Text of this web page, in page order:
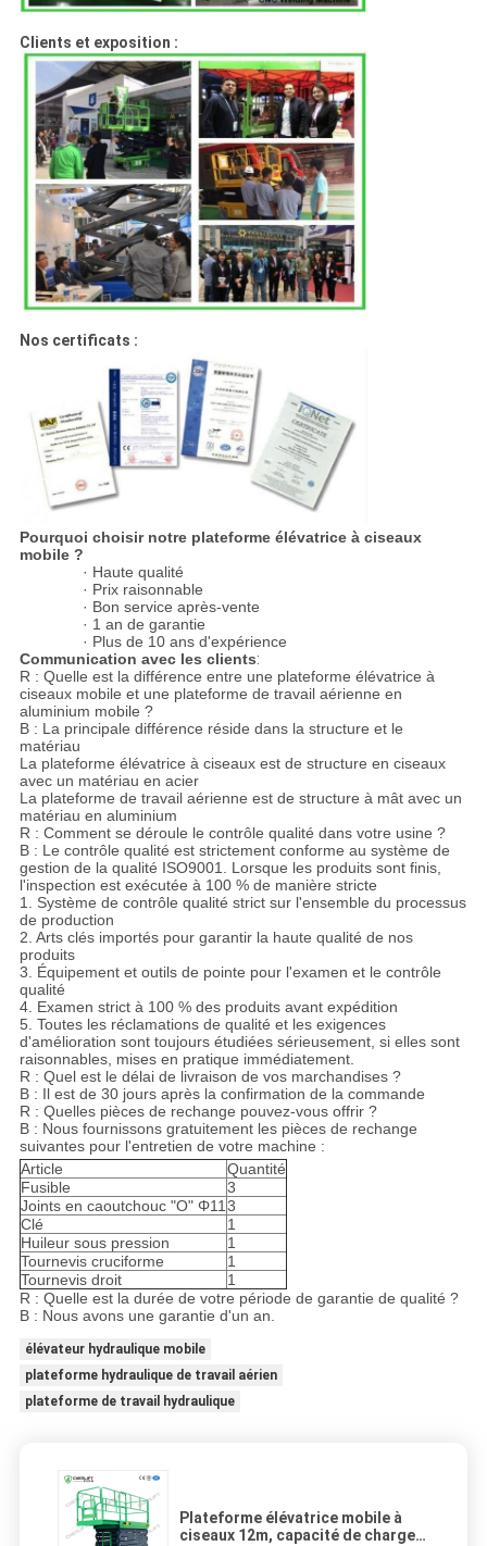
Clients et exposition :
Nos certificats :
Pourquoi choisir notre plateforme élévatrice à ciseaux
mobile ?
· Haute qualité
· Prix raisonnable
· Bon service après-vente
· 1 an de garantie
· Plus de 10 ans d'expérience
Communication avec les clients:
R : Quelle est la différence entre une plateforme élévatrice à
ciseaux mobile et une plateforme de travail aérienne en
aluminium mobile ?
B : La principale différence réside dans la structure et le
matériau
La plateforme élévatrice à ciseaux est de structure en ciseaux
avec un matériau en acier
La plateforme de travail aérienne est de structure à mât avec un
matériau en aluminium
R : Comment se déroule le contrôle qualité dans votre usine ?
B : Le contrôle qualité est strictement conforme au système de
gestion de la qualité ISO9001. Lorsque les produits sont finis,
l'inspection est exécutée à 100 % de manière stricte
1. Système de contrôle qualité strict sur l'ensemble du processus
de production
2. Arts clés importés pour garantir la haute qualité de nos
produits
3. Équipement et outils de pointe pour l'examen et le contrôle
qualité
4. Examen strict à 100 % des produits avant expédition
5. Toutes les réclamations de qualité et les exigences
d'amélioration sont toujours étudiées sérieusement, si elles sont
raisonnables, mises en pratique immédiatement.
R : Quel est le délai de livraison de vos marchandises ?
B : Il est de 30 jours après la confirmation de la commande
R : Quelles pièces de rechange pouvez-vous offrir ?
B : Nous fournissons gratuitement les pièces de rechange
suivantes pour l'entretien de votre machine :
Article
Quantité
Fusible
3
Joints en caoutchouc "O" Φ113
Clé
1
Huileur sous pression
1
Tournevis cruciforme
1
Tournevis droit
1
R : Quelle est la durée de votre période de garantie de qualité ?
B : Nous avons une garantie d'un an.
élévateur hydraulique mobile
plateforme hydraulique de travail aérien
plateforme de travail hydraulique
Plateforme élévatrice mobile à
ciseaux 12m, capacité de charge